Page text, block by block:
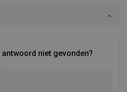
antwoord niet gevonden?